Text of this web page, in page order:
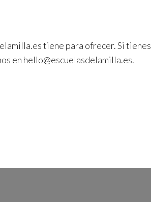
tiene para ofrecer. Si tienes
en hello@escuelasdelamilla.es.